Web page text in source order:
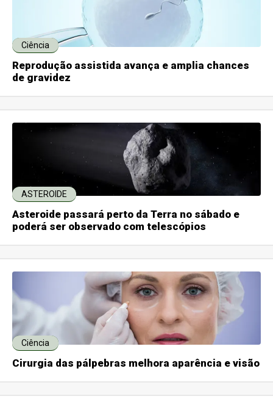
Ciência
Reprodução assistida avança e amplia chances
de gravidez
ASTEROIDE
Asteroide passará perto da Terra no sábado e
poderá ser observado com telescópios
Ciência
Cirurgia das pálpebras melhora aparência e visão